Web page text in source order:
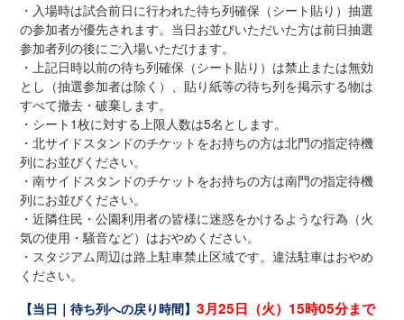
・入場時は試合前日に行われた待ち列確保（シート貼り）抽選
の参加者が優先されます。当日お並びいただいた方は前日抽選
参加者列の後にご入場いただけます。
・上記日時以前の待ち列確保（シート貼り）は禁止または無効
とし（抽選参加者は除く）、貼り紙等の待ち列を掲示する物は
すべて撤去・破棄します。
・シート1枚に対する上限人数は5名とします。
・北サイドスタンドのチケットをお持ちの方は北門の指定待機
列にお並びください。
・南サイドスタンドのチケットをお持ちの方は南門の指定待機
列にお並びください。
・近隣住民・公園利用者の皆様に迷惑をかけるような行為（火
気の使用・騒音など）はおやめください。
・スタジアム周辺は路上駐車禁止区域です。違法駐車はおやめ
ください。
【当日｜待ち列への戻り時間】3月25日（火）15時05分まで